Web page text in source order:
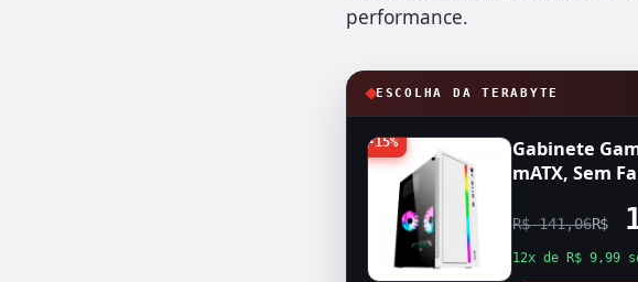
performance.
ESCOLHA DA TERABYTE
-15%
Gabinete
mATX, Sem
R$ 141,06R$
12x de R$ 9,99